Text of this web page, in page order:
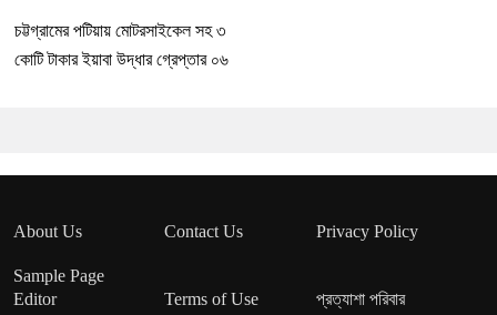
চট্টগ্রামের পটিয়ায় মোটরসাইকেল সহ ৩
কোটি টাকার ইয়াবা উদ্ধার গ্রেপ্তার ০৬
About Us Contact Us Privacy Policy
Sample Page
Editor
Terms of Use প্রত্যাশা পরিবার